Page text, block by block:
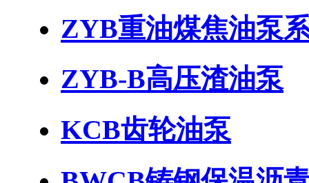
ZYB重油煤焦油泵
ZYB-B高压渣油泵
KCB齿轮油泵